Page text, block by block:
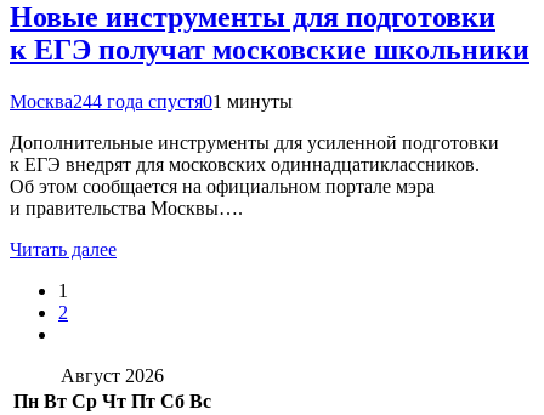
Новые инструменты для подготовки
к ЕГЭ получат московские школьники
Москва244 года спустя01 минуты
Дополнительные инструменты для усиленной подготовки
к ЕГЭ внедрят для московских одиннадцатиклассников.
Об этом сообщается на официальном портале мэра
и правительства Москвы….
Читать далее
1
2
Август 2026
Пн Вт Ср Чт Пт Сб Вс